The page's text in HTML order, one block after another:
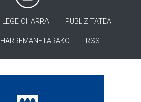
LEGE OHARRA PUBLIZITATEA
HARREMANETARAKO RSS